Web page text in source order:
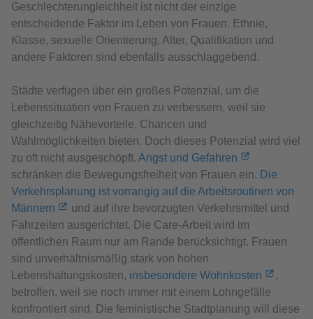
Geschlechterungleichheit ist nicht der einzige
entscheidende Faktor im Leben von Frauen. Ethnie,
Klasse, sexuelle Orientierung, Alter, Qualifikation und
andere Faktoren sind ebenfalls ausschlaggebend.
Städte verfügen über ein großes Potenzial, um die
Lebenssituation von Frauen zu verbessern, weil sie
gleichzeitig Nähevorteile, Chancen und
Wahlmöglichkeiten bieten. Doch dieses Potenzial wird viel
zu oft nicht ausgeschöpft. Angst und Gefahren
schränken die Bewegungsfreiheit von Frauen ein. Die
Verkehrsplanung ist vorrangig auf die Arbeitsroutinen von
Männern
und auf ihre bevorzugten Verkehrsmittel und
Fahrzeiten ausgerichtet. Die Care-Arbeit wird im
öffentlichen Raum nur am Rande berücksichtigt. Frauen
sind unverhältnismäßig stark von hohen
Lebenshaltungskosten, insbesondere Wohnkosten
,
betroffen, weil sie noch immer mit einem Lohngefälle
konfrontiert sind. Die feministische Stadtplanung will diese